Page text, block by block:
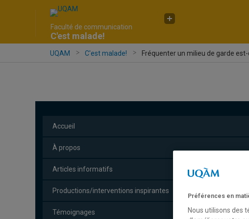
Faculté de communication
C'est malade!
UQAM C'est malade! Fréquenter un milieu de garde
Accueil
À propos
Articles informatifs
Productions/interventions inspirantes
Témoignages
Préférences en
Nous utilisons des